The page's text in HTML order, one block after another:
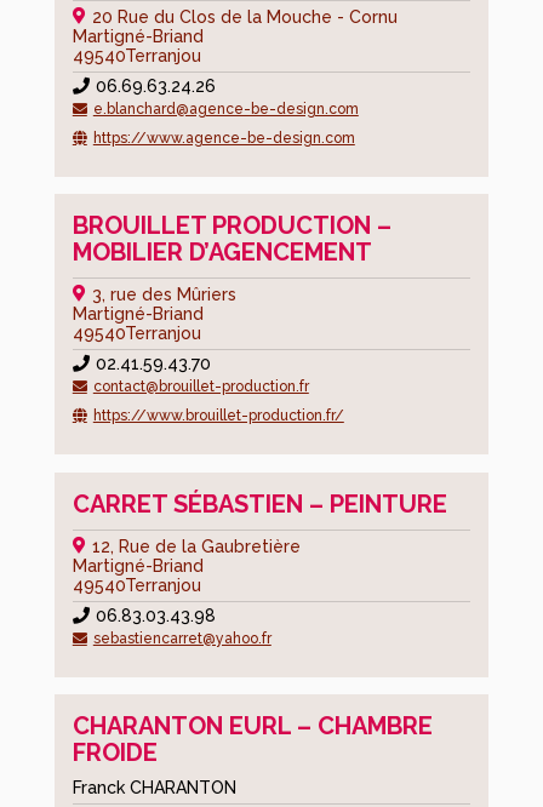
Commerces
Artisans
Marché
commerçants
ambulants
zones
artisanales
artisans
d’art
Enfance
Jeunesse
écoles
garderie
assistantes
20 Rue du Clos de la Mouche - Cornu
Martigné-Briand
49540Terranjou
06.69.63.24.26
e.blanchard@agence-be-design.com
https://www.agence-be-design.com
BROUILLET PRODUCTION –
MOBILIER D’AGENCEMENT
3, rue des Mûriers
Martigné-Briand
49540Terranjou
02.41.59.43.70
contact@brouillet-production.fr
https://www.brouillet-production.fr/
CARRET SÉBASTIEN – PEINTURE
12, Rue de la Gaubretière
Martigné-Briand
49540Terranjou
06.83.03.43.98
sebastiencarret@yahoo.fr
CHARANTON EURL – CHAMBRE
FROIDE
Franck CHARANTON